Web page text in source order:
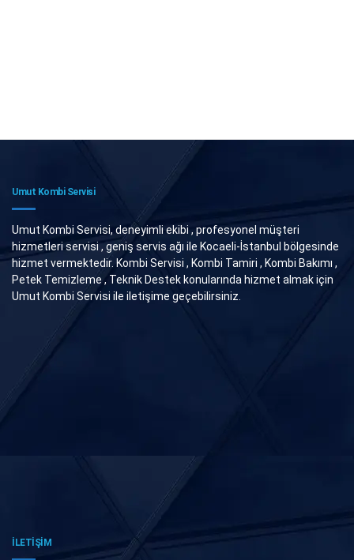
Umut Kombi Servisi
Umut Kombi Servisi, deneyimli ekibi , profesyonel müşteri
hizmetleri servisi , geniş servis ağı ile Kocaeli-İstanbul bölgesinde
hizmet vermektedir. Kombi Servisi , Kombi Tamiri , Kombi Bakımı ,
Petek Temizleme , Teknik Destek konularında hizmet almak için
Umut Kombi Servisi ile iletişime geçebilirsiniz.
İLETİŞİM